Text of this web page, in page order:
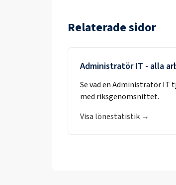
Relaterade sidor
Administratör IT - alla
Se vad enAdministratör IT
med riksgenomsnittet.
Visa lönestatistik →